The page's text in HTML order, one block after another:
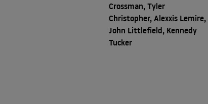
Crossman, Tyler
Christopher, Alexxis Lemire,
John Littlefield, Kennedy
Tucker